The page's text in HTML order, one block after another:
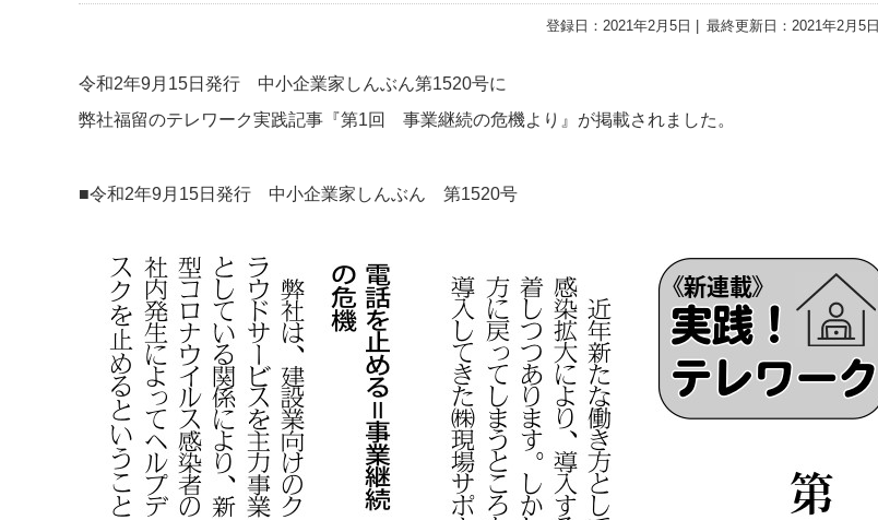
登録日：2021年2月5日 最終更新日：2021年2月5日
令和2年9月15日発行 中小企業家しんぶん第1520号に
弊社福留のテレワーク実践記事『第1回 事業継続の危機より』が掲載されました。
■令和2年9月15日発行 中小企業家しんぶん 第1520号